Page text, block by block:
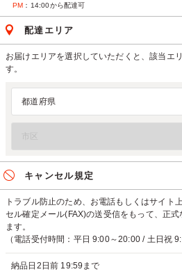
PM ：14:00から配達可
配達エリア
お届けエリアを選択していただくと、該当エ
す。
キャンセル規定
トラブル防止のため、お電話もしくはサイト
セル確定メール(FAX)の送受信をもって、正
ます。
（電話受付時間：平日 9:00～20:00 / 土日祝
納品日2日前 19:59まで